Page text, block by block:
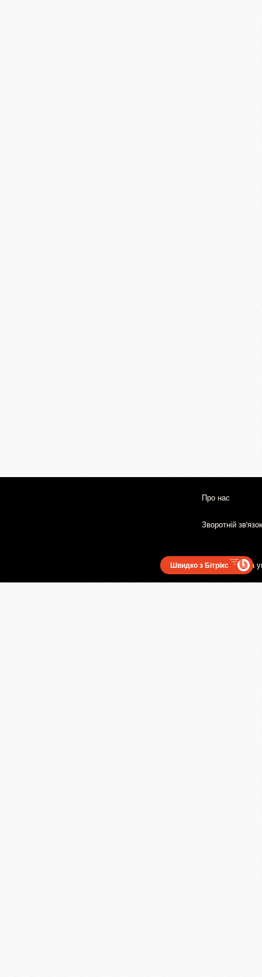
Про нас
Зворотній зв'язок
Користувацька
Швидко з Бітрікс